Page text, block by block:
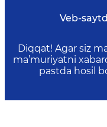
Veb-
Diqqat! Agar siz
ma’muriyatni
pastda hosil